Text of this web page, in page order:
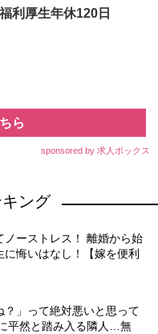
利厚生年休120日
ら
sponsored by 求人ボックス
ング
ノーストレス！ 離婚から始
悔いはなし！【嫁を便利
？」って絶対悪いと思って
平然と踏み入る隣人…無